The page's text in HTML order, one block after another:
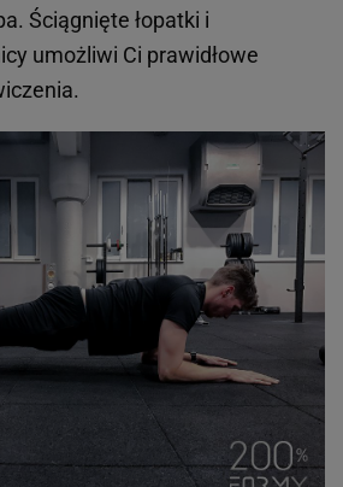
Ściągnięte łopatki i
umożliwi Ci prawidłowe